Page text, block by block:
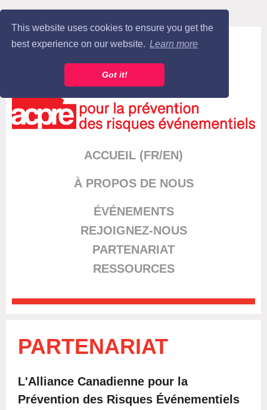
This website uses cookies to ensure you get the
best experience on our website. Learn more
Got it!
Log in
ACCUEIL (FR/EN)
À PROPOS DE NOUS
ÉVÉNEMENTS
REJOIGNEZ-NOUS
PARTENARIAT
RESSOURCES
PARTENARIAT
L'Alliance Canadienne pour la
Prévention des Risques Événementiels